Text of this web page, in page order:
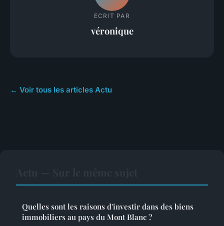
ECRIT PAR
véronique
← Voir tous les articles Actu
Quelles sont les raisons d'investir dans des biens
immobiliers au pays du Mont Blanc ?